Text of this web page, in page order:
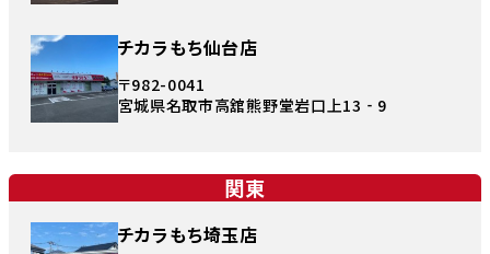
チカラもち仙台店
〒982-0041
宮城県名取市高舘熊野堂岩口上13‐9
関東
チカラもち埼玉店